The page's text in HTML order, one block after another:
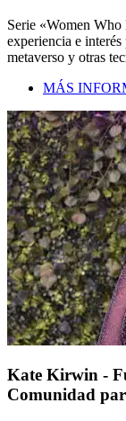
Serie «Women
experiencia e
metaverso y otras
MÁS
Kate Kirwin -
Comunidad